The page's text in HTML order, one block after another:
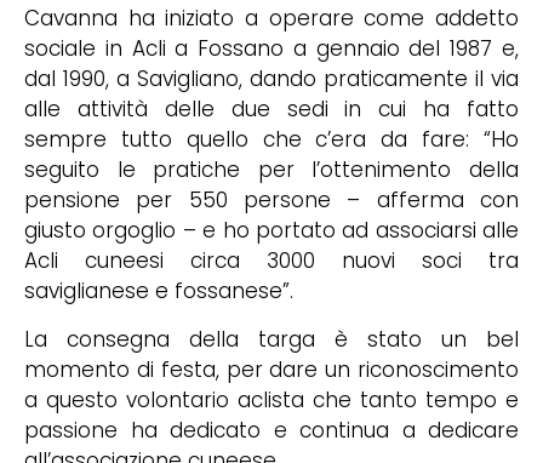
Cavanna ha iniziato a operare come addetto
sociale in Acli a Fossano a gennaio del 1987 e,
dal 1990, a Savigliano, dando praticamente il via
alle attività delle due sedi in cui ha fatto
sempre tutto quello che c’era da fare: “Ho
seguito le pratiche per l’ottenimento della
pensione per 550 persone – afferma con
giusto orgoglio – e ho portato ad associarsi alle
Acli cuneesi circa 3000 nuovi soci tra
saviglianese e fossanese”.
La consegna della targa è stato un bel
momento di festa, per dare un riconoscimento
a questo volontario aclista che tanto tempo e
passione ha dedicato e continua a dedicare